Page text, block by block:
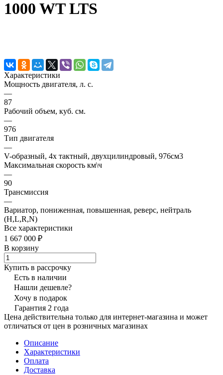
1000 WT LTS
Характеристики
Мощность двигателя, л. с.
—
87
Рабочий объем, куб. см.
—
976
Тип двигателя
—
V-образный, 4х тактный, двухцилиндровый, 976см3
Максимальная скорость км\ч
—
90
Трансмиссия
—
Вариатор, пониженная, повышенная, реверс, нейтраль
(H,L,R,N)
Все характеристики
1 667 000 ₽
В корзину
Купить в рассрочку
Есть в наличии
Нашли дешевле?
Хочу в подарок
Гарантия 2 года
Цена действительна только для интернет-магазина и может
отличаться от цен в розничных магазинах
Описание
Характеристики
Оплата
Доставка